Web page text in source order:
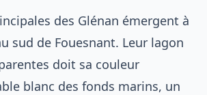
des Glénan émergent à
sud de Fouesnant. Leur lagon
doit sa couleur
blanc des fonds marins, un